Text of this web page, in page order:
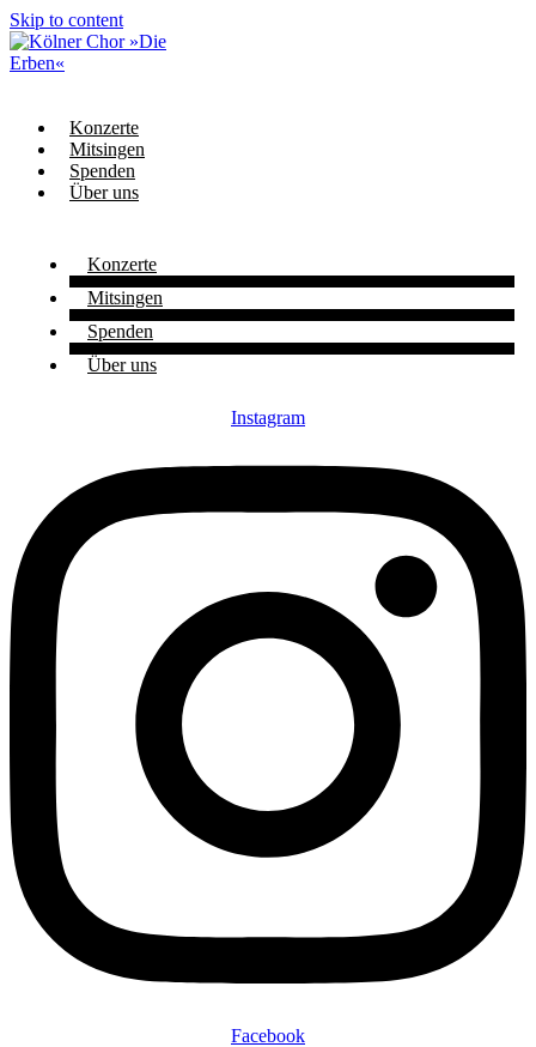
Skip to content
Konzerte
Mitsingen
Spenden
Über uns
Konzerte
Mitsingen
Spenden
Über uns
Instagram
Facebook